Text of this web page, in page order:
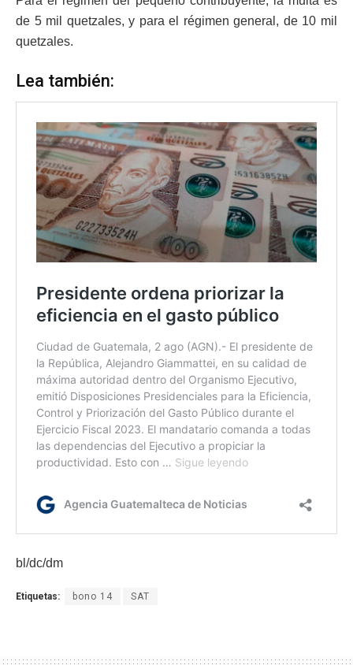
de 5 mil quetzales, y para el régimen general, de 10 mil
quetzales.
Lea también:
bl/dc/dm
Etiquetas: bono 14 SAT